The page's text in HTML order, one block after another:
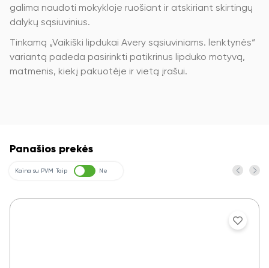
galima naudoti mokykloje ruošiant ir atskiriant skirtingų
dalykų sąsiuvinius.
Tinkamą „Vaikiški lipdukai Avery sąsiuviniams. lenktynės“
variantą padeda pasirinkti patikrinus lipduko motyvą,
matmenis, kiekį pakuotėje ir vietą įrašui.
Panašios prekės
Kaina su PVM Taip Ne